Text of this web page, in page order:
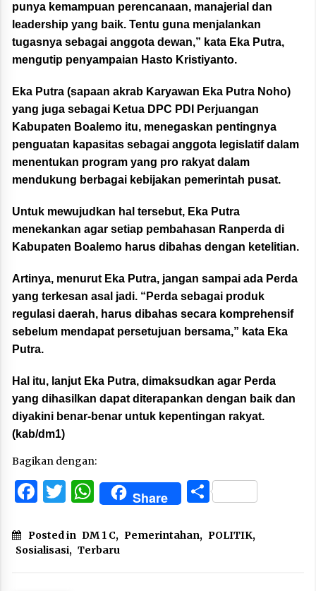
punya kemampuan perencanaan, manajerial dan
leadership yang baik. Tentu guna menjalankan
tugasnya sebagai anggota dewan,” kata Eka Putra,
mengutip penyampaian Hasto Kristiyanto.
Eka Putra (sapaan akrab Karyawan Eka Putra Noho)
yang juga sebagai Ketua DPC PDI Perjuangan
Kabupaten Boalemo itu, menegaskan pentingnya
penguatan kapasitas sebagai anggota legislatif dalam
menentukan program yang pro rakyat dalam
mendukung berbagai kebijakan pemerintah pusat.
Untuk mewujudkan hal tersebut, Eka Putra
menekankan agar setiap pembahasan Ranperda di
Kabupaten Boalemo harus dibahas dengan ketelitian.
Artinya, menurut Eka Putra, jangan sampai ada Perda
yang terkesan asal jadi. “Perda sebagai produk
regulasi daerah, harus dibahas secara komprehensif
sebelum mendapat persetujuan bersama,” kata Eka
Putra.
Hal itu, lanjut Eka Putra, dimaksudkan agar Perda
yang dihasilkan dapat diterapankan dengan baik dan
diyakini benar-benar untuk kepentingan rakyat.
(kab/dm1)
Bagikan dengan:
Facebook
Twitter
WhatsApp
Share Share
Posted in DM 1 C, Pemerintahan, POLITIK,
Sosialisasi, Terbaru